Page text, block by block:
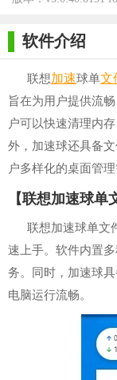
软件介绍
联想加速球单文
旨在为用户提供流畅
户可以快速清理内
外，加速球还具备
户多样化的桌面管理
【联想加速球单
联想加速球单文
速上手。软件内置
务。同时，加速球
电脑运行流畅。